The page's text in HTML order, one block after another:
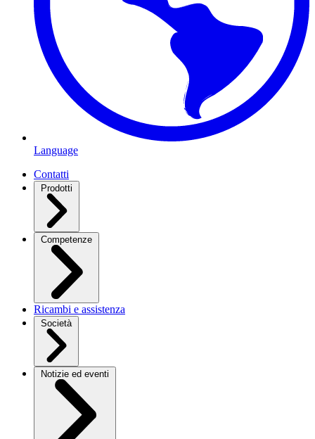
Language
Contatti
Prodotti
Competenze
Ricambi e assistenza
Società
Notizie ed eventi